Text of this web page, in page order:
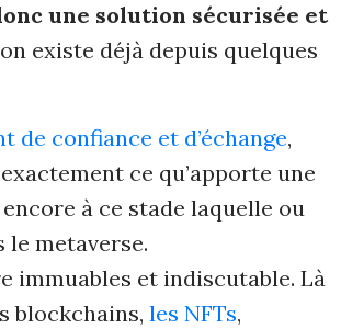
une solution sécurisée et
existe déjà depuis quelques
de confiance et d’échange,
ce qu’apporte une
à ce stade laquelle ou
metaverse.
immuables et indiscutable. Là
blockchains, les NFTs,